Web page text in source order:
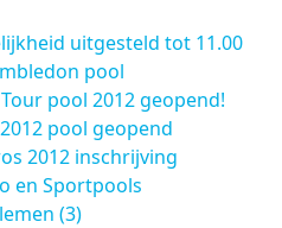
uitgesteld tot 11.00
pool
pool 2012 geopend!
pool geopend
2012 inschrijving
en Sportpools
(3)